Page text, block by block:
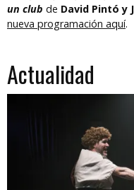
un club de David Pintó y
nueva programación aquí.
Actualidad